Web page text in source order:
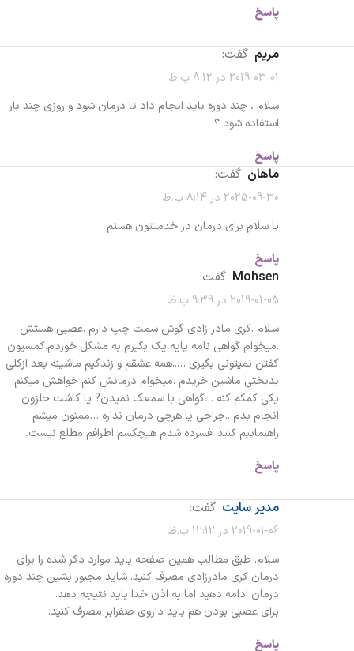
پاسخ
مریم گفت:
2019-03-01 در 8:12 ب.ظ
سلام ، چند دوره باید انجام داد تا درمان شود و روزی چند بار
استفاده شود ؟
پاسخ
ماهان گفت:
2025-09-30 در 8:14 ب.ظ
با سلام برای درمان در خدمتتون هستم
پاسخ
Mohsen گفت:
2019-01-05 در 9:39 ب.ظ
سلام .کری مادر زادی گوش سمت چپ دارم .عصبی هستش
.میخوام گواهی نامه پایه یک بگیرم به مشکل خوردم.کمسیون
گفتن نمیتونی بگیری …..همه عشقم و زندگیم ماشینه بعد ازکلی
بدبختی ماشین خریدم .میخوام درمانش کنم خواهش میکنم
یکی کمکم کنه …گواهی با سمعک نمیدن? یا کاشت حلزون
انجام بدم ..جراحی یا هرچی درمان نداره …ممنون میشم
راهنماییم کنید افسرده شدم هیچکسم اطرافم مطلع نیست.
پاسخ
مدیر سایت گفت:
2019-01-06 در 12:12 ب.ظ
سلام. طبق مطالب همین صفحه باید موارد ذکر شده را برای
درمان کری مادرزادی مصرف کنید. شاید مجبور بشین چند دوره
درمان ادامه دهید اما به اذن خدا باید نتیجه دهد.
برای عصبی بودن هم باید داروی صفرابر مصرف کنید.
پاسخ